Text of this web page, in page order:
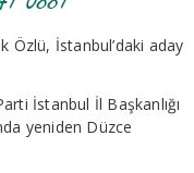
Özlü, İstanbul’daki aday
İstanbul İl Başkanlığı
yeniden Düzce